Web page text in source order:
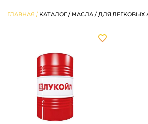
ГЛАВНАЯ / КАТАЛОГ/ МАСЛА / ДЛЯ ЛЕГКОВЫХ